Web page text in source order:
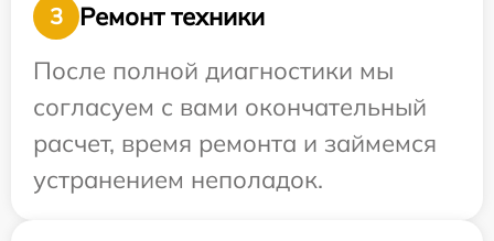
3
Ремонт техники
После полной диагностики мы
согласуем с вами окончательный
расчет, время ремонта и займемся
устранением неполадок.